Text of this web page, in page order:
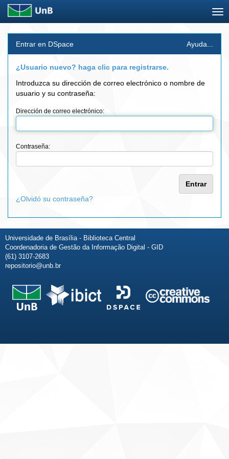
navigationEntrar en DSpace Ayuda...
¿Usuario nuevo? haga clic para registrarse.
Introduzca su dirección de correo electrónico o nombre de
usuario y su contraseña:
Dirección de correo electrónico:
Contraseña:
¿Olvidó su contraseña?
Universidade de Brasília - Biblioteca Central
Coordenadoria de Gestão da Informação Digital - GID
(61) 3107-2683
repositorio@unb.br